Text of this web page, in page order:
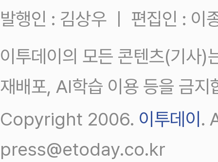
발행인 : 김상우 ㅣ 편집인 : 이
이투데이의 모든 콘텐츠(기사)
재배포, AI학습 이용 등을 금지
Copyright 2006. 이투데이.
press@etoday.co.kr